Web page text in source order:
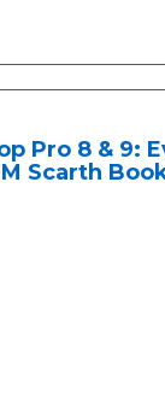
Pro 8 & 9:
Scarth